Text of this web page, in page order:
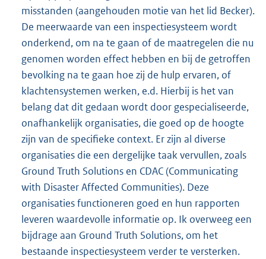
misstanden (aangehouden motie van het lid Becker).
De meerwaarde van een inspectiesysteem wordt
onderkend, om na te gaan of de maatregelen die nu
genomen worden effect hebben en bij de getroffen
bevolking na te gaan hoe zij de hulp ervaren, of
klachtensystemen werken, e.d. Hierbij is het van
belang dat dit gedaan wordt door gespecialiseerde,
onafhankelijk organisaties, die goed op de hoogte
zijn van de specifieke context. Er zijn al diverse
organisaties die een dergelijke taak vervullen, zoals
Ground Truth Solutions en CDAC (Communicating
with Disaster Affected Communities). Deze
organisaties functioneren goed en hun rapporten
leveren waardevolle informatie op. Ik overweeg een
bijdrage aan Ground Truth Solutions, om het
bestaande inspectiesysteem verder te versterken.